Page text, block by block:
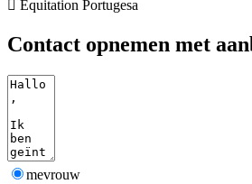
 Equitation Portugesa
Contact opnemen met
mevrouw